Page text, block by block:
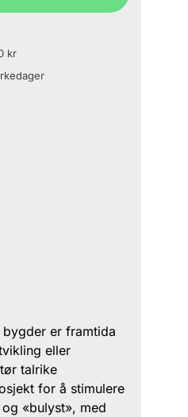
kr
bygder er framtida
eller
talrike
for å stimulere
«bulyst», med